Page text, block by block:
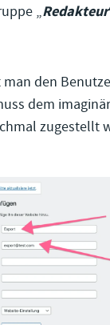
„Redakteur
den
dem
zugestellt